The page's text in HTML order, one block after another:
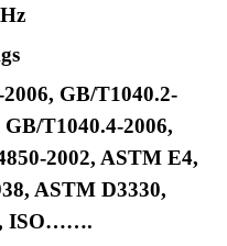
GB/T1040.2-
T1040.4-2006,
2002, ASTM E4,
ASTM D3330,
ISO…….